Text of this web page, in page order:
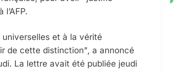
et à la vérité
de cette distinction", a annoncé
La lettre avait été publiée jeudi